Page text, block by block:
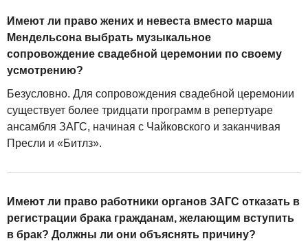
Имеют ли право жених и невеста вместо марша
Мендельсона выбрать музыкальное
сопровождение свадебной церемонии по своему
усмотрению?
Безусловно. Для сопровождения свадебной церемонии
существует более тридцати программ в репертуаре
ансамбля ЗАГС, начиная с Чайковского и заканчивая
Пресли и «Битлз».
Имеют ли право работники органов ЗАГС отказать в
регистрации брака гражданам, желающим вступить
в брак? Должны ли они объяснять причину?